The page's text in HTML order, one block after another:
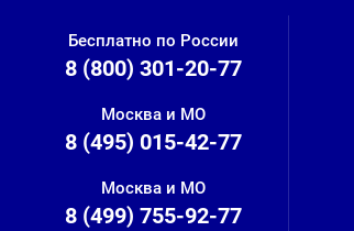
Бесплатно по России
8 (800) 301-20-77
Москва и МО
8 (495) 015-42-77
Москва и МО
8 (499) 755-92-77